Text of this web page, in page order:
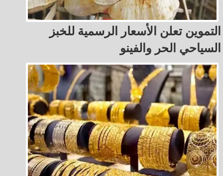
التموين تعلن الأسعار الرسمية للخبز
السياحي الحر والفينو